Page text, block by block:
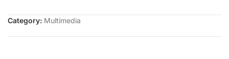
Category: Multimedia